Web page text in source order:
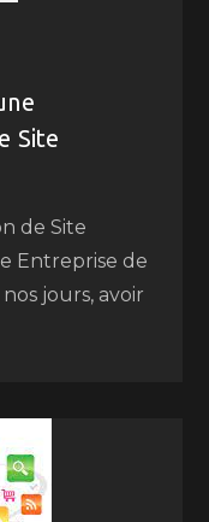
Site
de Site
Entreprise de
jours, avoir